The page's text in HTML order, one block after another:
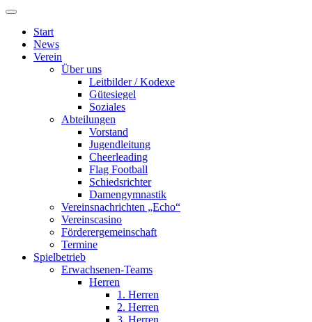
Start
News
Verein
Über uns
Leitbilder / Kodexe
Gütesiegel
Soziales
Abteilungen
Vorstand
Jugendleitung
Cheerleading
Flag Football
Schiedsrichter
Damengymnastik
Vereinsnachrichten „Echo“
Vereinscasino
Förderergemeinschaft
Termine
Spielbetrieb
Erwachsenen-Teams
Herren
1. Herren
2. Herren
3. Herren